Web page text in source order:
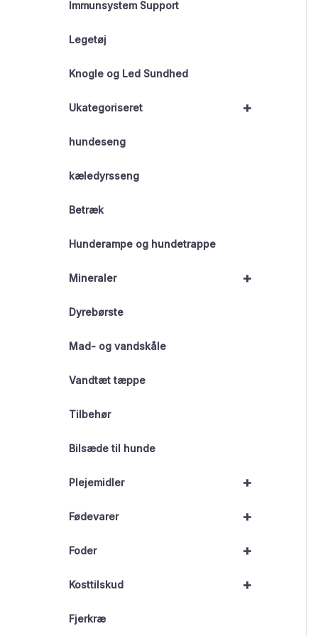
Immunsystem Support
Legetøj
Knogle og Led Sundhed
+
Ukategoriseret
hundeseng
kæledyrsseng
Betræk
Hunderampe og hundetrappe
+
Mineraler
Dyrebørste
Mad- og vandskåle
Vandtæt tæppe
Tilbehør
Bilsæde til hunde
+
Plejemidler
+
Fødevarer
+
Foder
+
Kosttilskud
Fjerkræ